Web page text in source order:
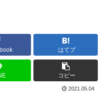
はてブ
コピー
2021.05.04